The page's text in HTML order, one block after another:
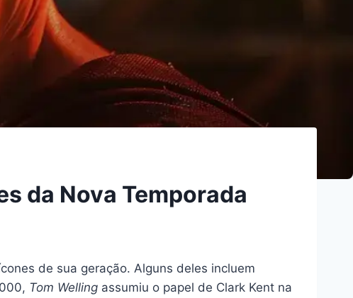
da Nova Temporada
de sua geração. Alguns deles incluem
Tom Welling assumiu o papel de Clark Kent na